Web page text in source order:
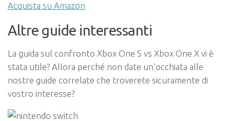
Acquista su Amazon
Altre guide interessanti
La guida sul confronto Xbox One S vs Xbox One X vi è
stata utile? Allora perché non date un’occhiata alle
nostre guide correlate che troverete sicuramente di
vostro interesse?